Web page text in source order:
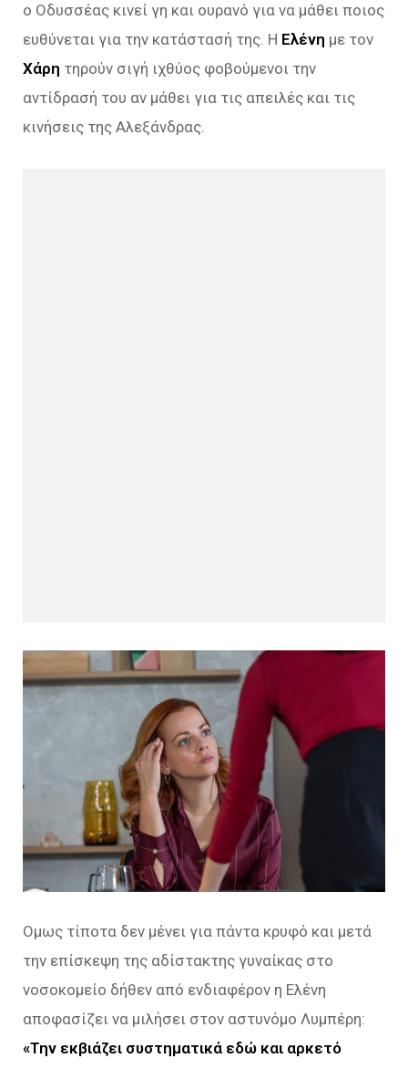
ο Οδυσσέας κινεί γη και ουρανό για να μάθει ποιος
ευθύνεται για την κατάστασή της. Η Ελένη με τον
Χάρη τηρούν σιγή ιχθύος φοβούμενοι την
αντίδρασή του αν μάθει για τις απειλές και τις
κινήσεις της Αλεξάνδρας.
Ομως τίποτα δεν μένει για πάντα κρυφό και μετά
την επίσκεψη της αδίστακτης γυναίκας στο
νοσοκομείο δήθεν από ενδιαφέρον η Ελένη
αποφασίζει να μιλήσει στον αστυνόμο Λυμπέρη:
«Την εκβιάζει συστηματικά εδώ και αρκετό